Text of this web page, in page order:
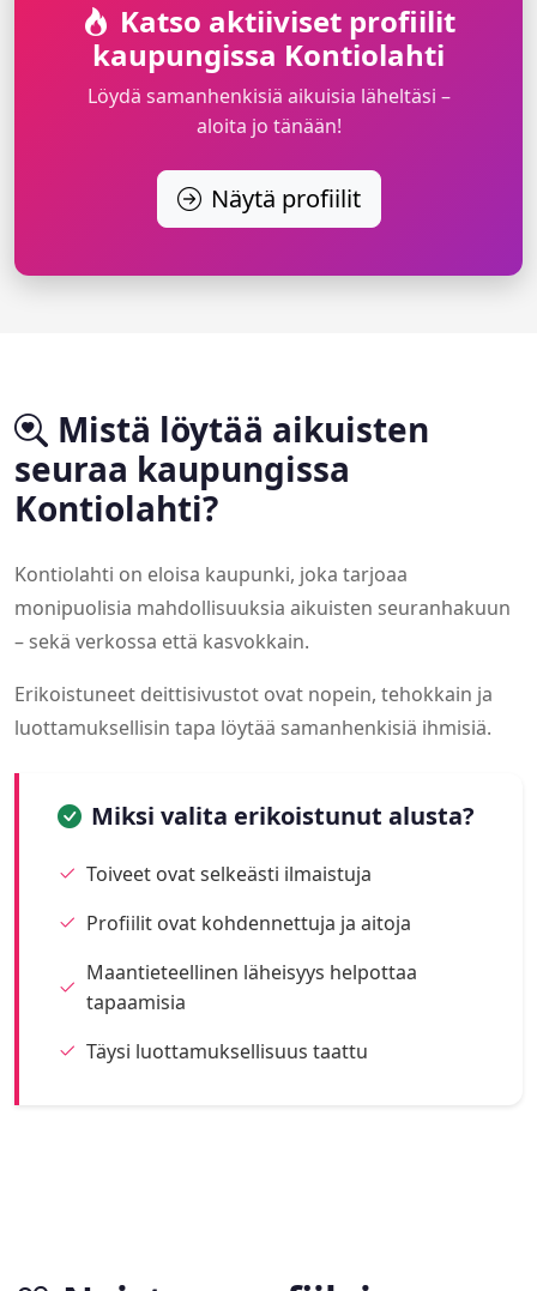
Katso aktiiviset profiilit
kaupungissa Kontiolahti
Löydä samanhenkisiä aikuisia läheltäsi –
aloita jo tänään!
Näytä profiilit
Mistä löytää aikuisten
seuraa kaupungissa
Kontiolahti?
Kontiolahti on eloisa kaupunki, joka tarjoaa
monipuolisia mahdollisuuksia aikuisten seuranhakuun
– sekä verkossa että kasvokkain.
Erikoistuneet deittisivustot ovat nopein, tehokkain ja
luottamuksellisin tapa löytää samanhenkisiä ihmisiä.
Miksi valita erikoistunut alusta?
Toiveet ovat selkeästi ilmaistuja
Profiilit ovat kohdennettuja ja aitoja
Maantieteellinen läheisyys helpottaa
tapaamisia
Täysi luottamuksellisuus taattu